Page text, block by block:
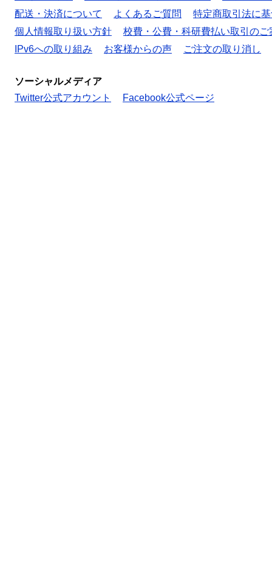
配送・決済について
よくあるご質問
特定商取引法に
個人情報取り扱い方針
校費・公費・科研費払い取引のご
IPv6への取り組み
お客様からの声 ご注文の取り消し
ソーシャルメディア
Twitter公式アカウント
Facebook公式ページ